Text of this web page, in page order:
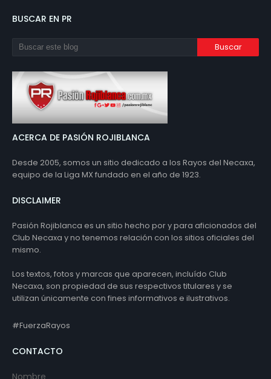
BUSCAR EN PR
ACERCA DE PASIÓN ROJIBLANCA
Desde 2005, somos un sitio dedicado a los Rayos del Necaxa,
equipo de la Liga MX fundado en el año de 1923.
DISCLAIMER
Pasión Rojiblanca es un sitio hecho por y para aficionados del
Club Necaxa y no tenemos relación con los sitios oficiales del
mismo.
Los textos, fotos y marcas que aparecen, incluído Club
Necaxa, son propiedad de sus respectivos titulares y se
utilizan únicamente con fines informativos e ilustrativos.
#FuerzaRayos
CONTACTO